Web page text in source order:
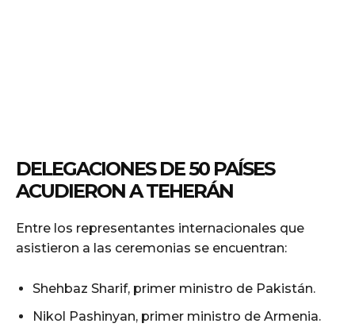
DELEGACIONES DE 50 PAÍSES
ACUDIERON A TEHERÁN
Entre los representantes internacionales que
asistieron a las ceremonias se encuentran:
Shehbaz Sharif, primer ministro de Pakistán.
Nikol Pashinyan, primer ministro de Armenia.